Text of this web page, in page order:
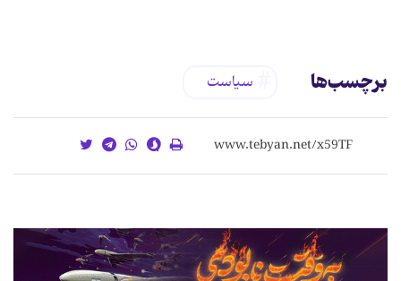
برچسب‌ها سیاست